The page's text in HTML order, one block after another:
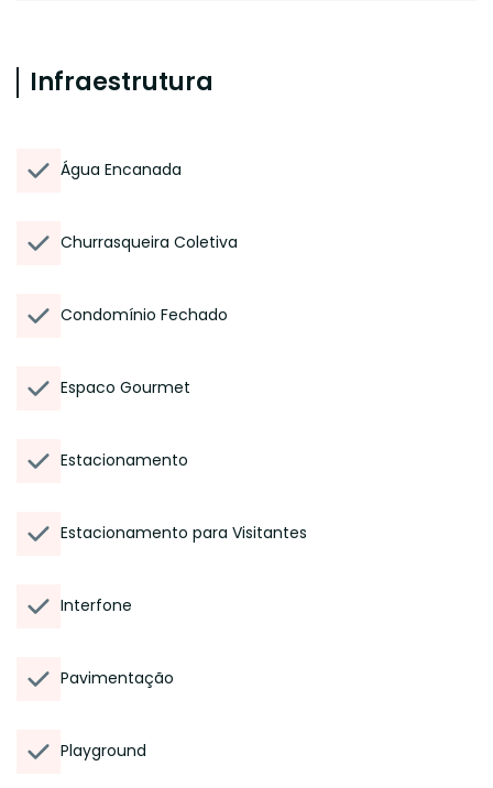
Infraestrutura
Água Encanada
Churrasqueira Coletiva
Condomínio Fechado
Espaco Gourmet
Estacionamento
Estacionamento para Visitantes
Interfone
Pavimentação
Playground